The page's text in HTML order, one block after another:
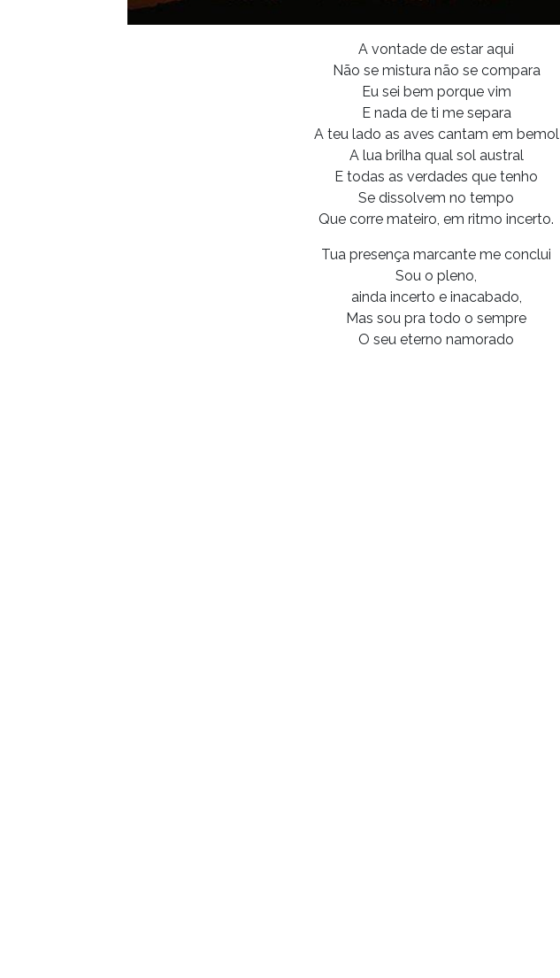
A vontade de estar aqui
Não se mistura não se compara
Eu sei bem porque vim
E nada de ti me separa
A teu lado as aves cantam em bemol
A lua brilha qual sol austral
E todas as verdades que tenho
Se dissolvem no tempo
Que corre mateiro, em ritmo incerto.
Tua presença marcante me conclui
Sou o pleno,
ainda incerto e inacabado,
Mas sou pra todo o sempre
O seu eterno namorado